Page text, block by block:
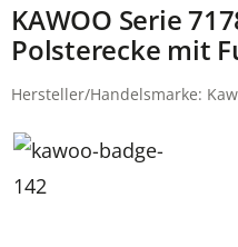
KAWOO Serie
Polsterecke mit
Hersteller/Handelsmarke: